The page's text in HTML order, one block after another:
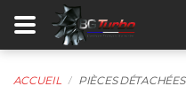
ACCUEIL PIÈCES DÉTACHÉES